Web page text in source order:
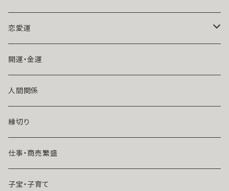
魔術師アリエル
悪魔術師べリアル
風水師さくら
魔術師恋雪
魔術師N.Kelly
魔術師Sara Serendipity
恋愛運
片思い
ライバルの居る恋（略奪したい）
年齢差のある恋（年上・年下）
マンネリ気味の恋
遠距離
開運・金運
人間関係
縁切り
仕事・商売繁盛
子宝・子育て